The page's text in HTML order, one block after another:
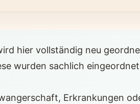
hier vollständig neu
wurden sachlich
Erkrankungen